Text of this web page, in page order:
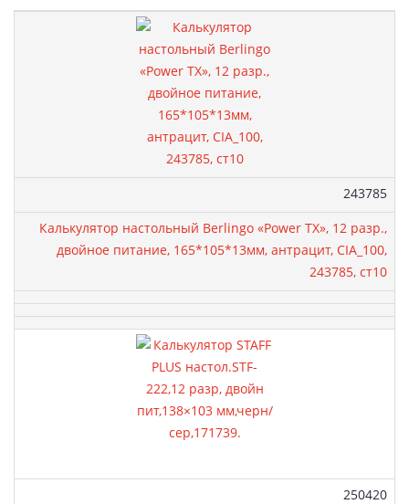
Артикул:
243785
Калькулятор настольный Berlingo «Power TX», 12 разр.,
двойное питание, 165*105*13мм, антрацит, CIA_100,
243785, ст10
Артикул:
250420